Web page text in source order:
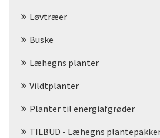
Løvtræer
Buske
Læhegns planter
Vildtplanter
Planter til energiafgrøder
TILBUD - Læhegns